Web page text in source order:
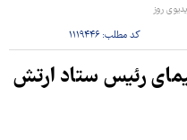
روز
کد مطلب: ۱۱۱۹۴۴۶
رئیس ستاد ارتش